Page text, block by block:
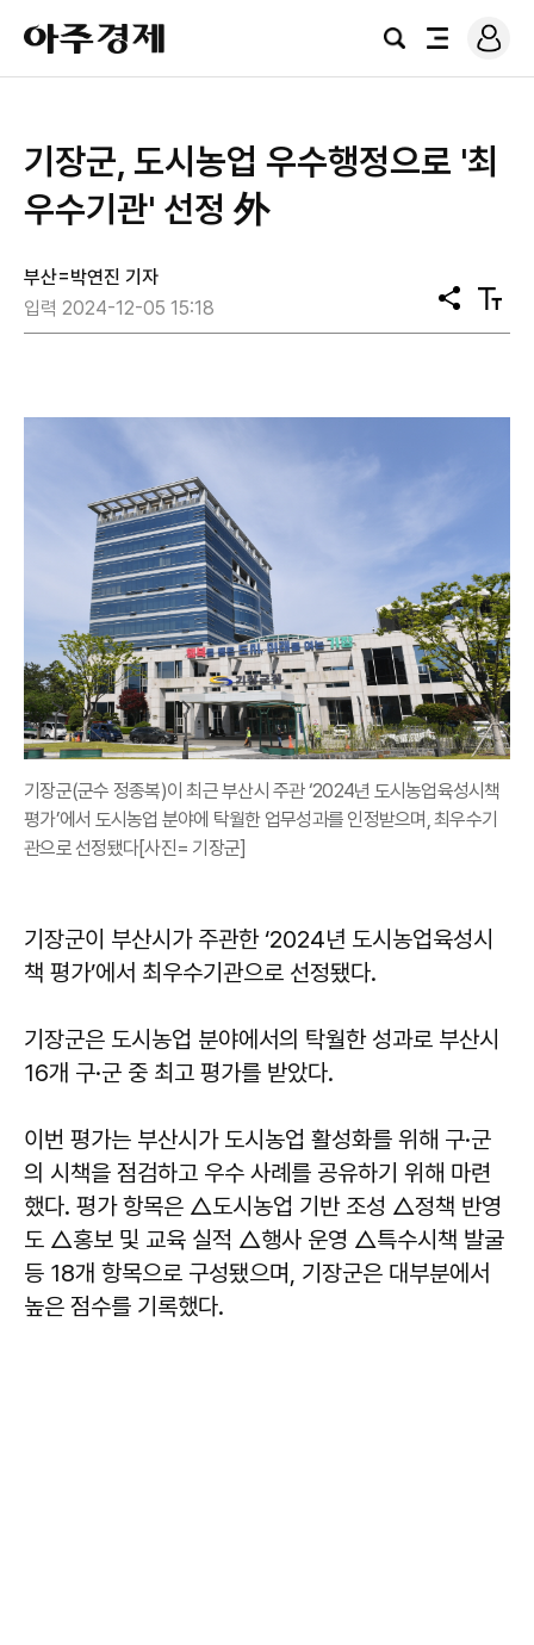
아
주
경
검
전
로
그
기장군, 도시농업 우수행정으로 '최
우수기관' 선정 外
부산=박연진 기자
입력 2024-12-05 15:18
공
유
텍
스
기장군(군수 정종복)이 최근 부산시 주관 ‘2024년 도시농업육성시책
평가’에서 도시농업 분야에 탁월한 업무성과를 인정받으며, 최우수기
관으로 선정됐다[사진= 기장군]
기장군이 부산시가 주관한 ‘2024년 도시농업육성시
책 평가’에서 최우수기관으로 선정됐다.
기장군은 도시농업 분야에서의 탁월한 성과로 부산시
16개 구·군 중 최고 평가를 받았다.
이번 평가는 부산시가 도시농업 활성화를 위해 구·군
의 시책을 점검하고 우수 사례를 공유하기 위해 마련
했다. 평가 항목은 △도시농업 기반 조성 △정책 반영
도 △홍보 및 교육 실적 △행사 운영 △특수시책 발굴
등 18개 항목으로 구성됐으며, 기장군은 대부분에서
높은 점수를 기록했다.